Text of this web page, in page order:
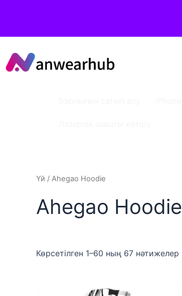
Үй / Ahegao Hoodie
Ahegao Hoodie
Көрсетілген 1–60 ның 67 нәтижелер